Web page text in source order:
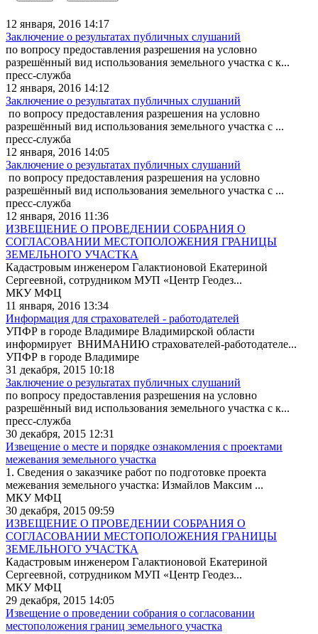
12 января, 2016 14:17
Заключение о результатах публичных слушаний
по вопросу предоставления разрешения на условно
разрешённый вид использования земельного участка с к...
пресс-служба
12 января, 2016 14:12
Заключение о результатах публичных слушаний
по вопросу предоставления разрешения на условно
разрешённый вид использования земельного участка с ...
пресс-служба
12 января, 2016 14:05
Заключение о результатах публичных слушаний
по вопросу предоставления разрешения на условно
разрешённый вид использования земельного участка с ...
пресс-служба
12 января, 2016 11:36
ИЗВЕЩЕНИЕ О ПРОВЕДЕНИИ СОБРАНИЯ О
СОГЛАСОВАНИИ МЕСТОПОЛОЖЕНИЯ ГРАНИЦЫ
ЗЕМЕЛЬНОГО УЧАСТКА
Кадастровым инженером Галактионовой Екатериной
Сергеевной, сотрудником МУП «Центр Геодез...
МКУ МФЦ
11 января, 2016 13:34
Информация для страхователей - работодателей
УПФР в городе Владимире Владимирской области
информирует ВНИМАНИЮ страхователей-работодателе...
УПФР в городе Владимире
31 декабря, 2015 10:18
Заключение о результатах публичных слушаний
по вопросу предоставления разрешения на условно
разрешённый вид использования земельного участка с к...
пресс-служба
30 декабря, 2015 12:31
Извещение о месте и порядке ознакомления с проектами
межевания земельного участка
1. Сведения о заказчике работ по подготовке проекта
межевания земельного участка: Измайлов Максим ...
МКУ МФЦ
30 декабря, 2015 09:59
ИЗВЕЩЕНИЕ О ПРОВЕДЕНИИ СОБРАНИЯ О
СОГЛАСОВАНИИ МЕСТОПОЛОЖЕНИЯ ГРАНИЦЫ
ЗЕМЕЛЬНОГО УЧАСТКА
Кадастровым инженером Галактионовой Екатериной
Сергеевной, сотрудником МУП «Центр Геодез...
МКУ МФЦ
29 декабря, 2015 14:05
Извещение о проведении собрания о согласовании
местоположения границ земельного участка